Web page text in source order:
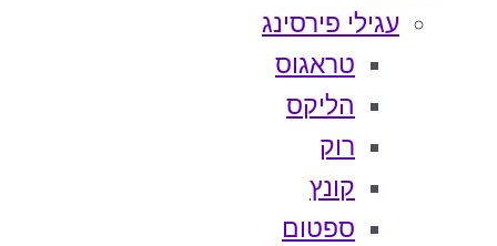
עגילי פירסינג
טראגוס
הליקס
רוק
קונץ
ספטום